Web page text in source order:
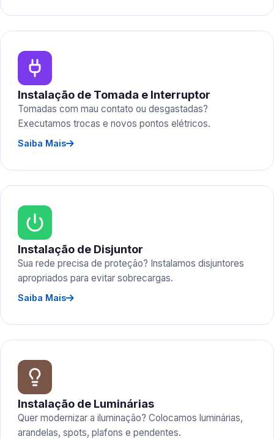
Instalação de Tomada e Interruptor
Tomadas com mau contato ou desgastadas?
Executamos trocas e novos pontos elétricos.
Saiba Mais
Instalação de Disjuntor
Sua rede precisa de proteção? Instalamos disjuntores
apropriados para evitar sobrecargas.
Saiba Mais
Instalação de Luminárias
Quer modernizar a iluminação? Colocamos luminárias,
arandelas, spots, plafons e pendentes.